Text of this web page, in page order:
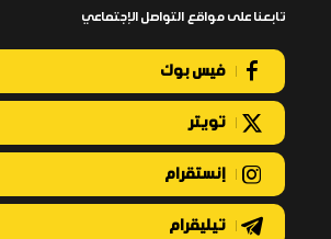
تابعنا على مواقع التواصل الإجتماعي
فيس بوك
تويتر
إنستقرام
تيليقرام